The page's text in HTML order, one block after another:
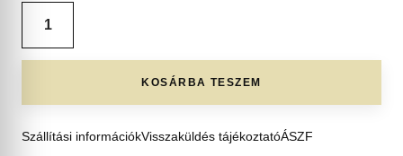
KOSÁRBA TESZEM
Szállítási információkVisszaküldés tájékoztatóÁSZF